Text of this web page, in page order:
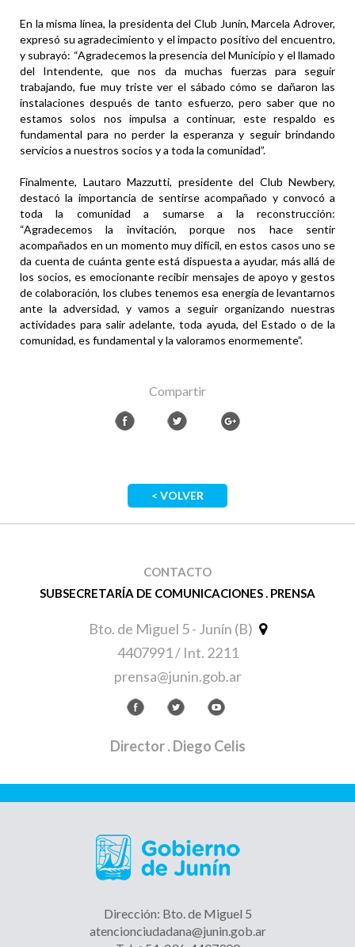
En la misma línea, la presidenta del Club Junín, Marcela Adrover,
expresó su agradecimiento y el impacto positivo del encuentro,
y subrayó: “Agradecemos la presencia del Municipio y el llamado
del Intendente, que nos da muchas fuerzas para seguir
trabajando, fue muy triste ver el sábado cómo se dañaron las
instalaciones después de tanto esfuerzo, pero saber que no
estamos solos nos impulsa a continuar, este respaldo es
fundamental para no perder la esperanza y seguir brindando
servicios a nuestros socios y a toda la comunidad”.
Finalmente, Lautaro Mazzutti, presidente del Club Newbery,
destacó la importancia de sentirse acompañado y convocó a
toda la comunidad a sumarse a la reconstrucción:
“Agradecemos la invitación, porque nos hace sentir
acompañados en un momento muy difícil, en estos casos uno se
da cuenta de cuánta gente está dispuesta a ayudar, más allá de
los socios, es emocionante recibir mensajes de apoyo y gestos
de colaboración, los clubes tenemos esa energía de levantarnos
ante la adversidad, y vamos a seguir organizando nuestras
actividades para salir adelante, toda ayuda, del Estado o de la
comunidad, es fundamental y la valoramos enormemente”.
Compartir
< VOLVER
CONTACTO
SUBSECRETARÍA DE COMUNICACIONES . PRENSA
Bto. de Miguel 5 - Junín (B)
4407991 / Int. 2211
prensa@junin.gob.ar
Director. Diego Celis
Dirección: Bto. de Miguel 5
atencionciudadana@junin.gob.ar